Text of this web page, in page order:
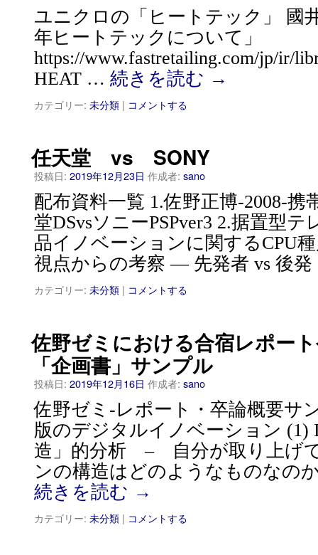
ユニクロの「ヒートテック」 國
年ヒートテックについて」
https://www.fastretailing.com/jp/ir/
HEAT … 続きを読む →
カテゴリー: 未分類 | コメントする
任天堂 vs SONY
投稿日: 2019年12月23日 作成者: sano
配布資料一覧 1.佐野正博-2008-携
堂DSvsソニーPSPver3 2.据置型
品イノベーションに関するCPU
視点からの考察 — 先発者 vs 後
カテゴリー: 未分類 | コメントする
佐野ゼミにおける合宿レポー
「企画書」サンプル
投稿日: 2019年12月16日 作成者: sano
佐野ゼミ-レポート・卒論概要サ
版のデジタルイノベーション (1)
造」的分析 – 自分が取り上げ
ンの構造はどのようなものなの
続きを読む →
カテゴリー: 未分類 | コメントする